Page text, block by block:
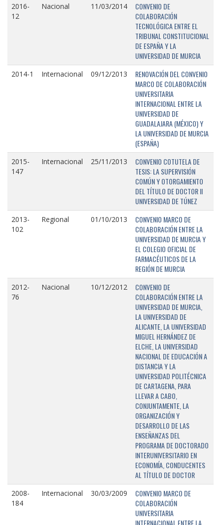
2016-
12
Nacional 11/03/2014
CONVENIO DE
COLABORACIÓN
TECNOLÓGICA ENTRE EL
TRIBUNAL CONSTITUCIONAL
DE ESPAÑA Y LA
UNIVERSIDAD DE MURCIA
2014-1 Internacional 09/12/2013
RENOVACIÓN DEL CONVENIO
MARCO DE COLABORACIÓN
UNIVERSITARIA
INTERNACIONAL ENTRE LA
UNIVERSIDAD DE
GUADALAJARA (MÉXICO) Y
LA UNIVERSIDAD DE MURCIA
(ESPAÑA)
2015-
147
Internacional 25/11/2013
CONVENIO COTUTELA DE
TESIS: LA SUPERVISIÓN
COMÚN Y OTORGAMIENTO
DEL TÍTULO DE DOCTOR II
UNIVERSIDAD DE TÚNEZ
2013-
102
Regional 01/10/2013
CONVENIO MARCO DE
COLABORACIÓN ENTRE LA
UNIVERSIDAD DE MURCIA Y
EL COLEGIO OFICIAL DE
FARMACÉUTICOS DE LA
REGIÓN DE MURCIA
2012-
76
Nacional 10/12/2012
CONVENIO DE
COLABORACIÓN ENTRE LA
UNIVERSIDAD DE MURCIA,
LA UNIVERSIDAD DE
ALICANTE, LA UNIVERSIDAD
MIGUEL HERNÁNDEZ DE
ELCHE, LA UNIVERSIDAD
NACIONAL DE EDUCACIÓN A
DISTANCIA Y LA
UNIVERSIDAD POLITÉCNICA
DE CARTAGENA, PARA
LLEVAR A CABO,
CONJUNTAMENTE, LA
ORGANIZACIÓN Y
DESARROLLO DE LAS
ENSEÑANZAS DEL
PROGRAMA DE DOCTORADO
INTERUNIVERSITARIO EN
ECONOMÍA, CONDUCENTES
AL TÍTULO DE DOCTOR
2008-
184
Internacional 30/03/2009
CONVENIO MARCO DE
COLABORACIÓN
UNIVERSITARIA
INTERNACIONAL ENTRE LA